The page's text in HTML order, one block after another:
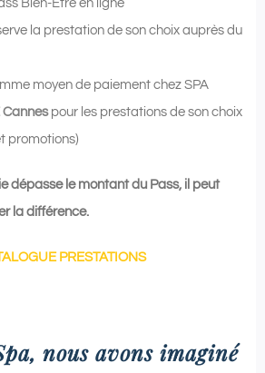
Bien-Être en ligne
la prestation de son choix auprès du
moyen de paiement chez SPA
Cannes pour les prestations de son choix
promotions)
dépasse le montant du Pass, il peut
la différence.
PRESTATIONS
nous avons imaginé